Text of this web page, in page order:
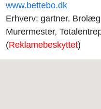
www.bettebo.dk
Erhverv: gartner,
Murermester,
(Reklamebeskyttet)